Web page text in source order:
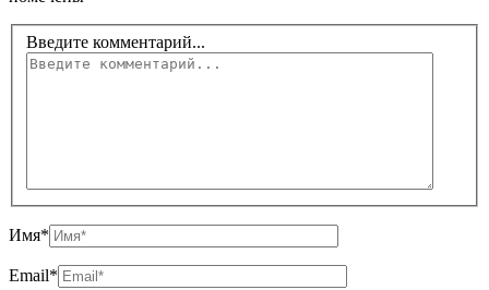
Введите комментарий...
Имя*
Email*